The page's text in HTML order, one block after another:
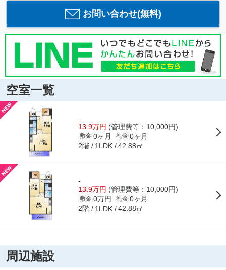
お問い合わせ(無料)
空室一覧
-
13.9万円 (管理費等：10,000円)
敷金 0ヶ月 礼金 0ヶ月
2階 1LDK 42.88㎡
-
13.9万円 (管理費等：10,000円)
敷金 0万円 礼金 0ヶ月
2階 1LDK 42.88㎡
周辺施設